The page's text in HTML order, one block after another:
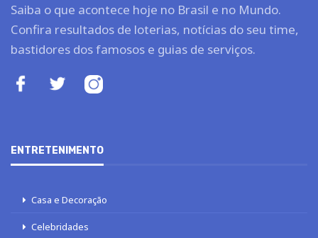
Saiba o que acontece hoje no Brasil e no Mundo.
Confira resultados de loterias, notícias do seu time,
bastidores dos famosos e guias de serviços.
ENTRETENIMENTO
Casa e Decoração
Celebridades